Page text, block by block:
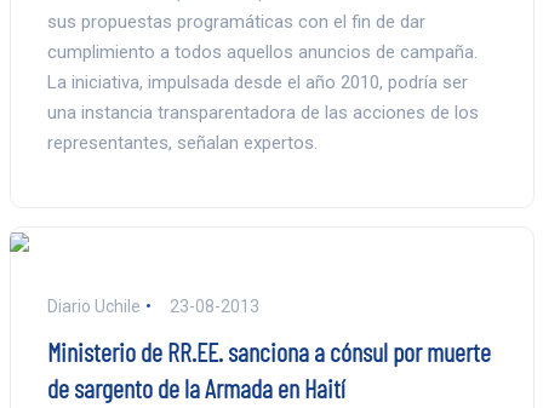
sus propuestas programáticas con el fin de dar
cumplimiento a todos aquellos anuncios de campaña.
La iniciativa, impulsada desde el año 2010, podría ser
una instancia transparentadora de las acciones de los
representantes, señalan expertos.
Diario Uchile 23-08-2013
Ministerio de RR.EE. sanciona a cónsul por muerte
de sargento de la Armada en Haití